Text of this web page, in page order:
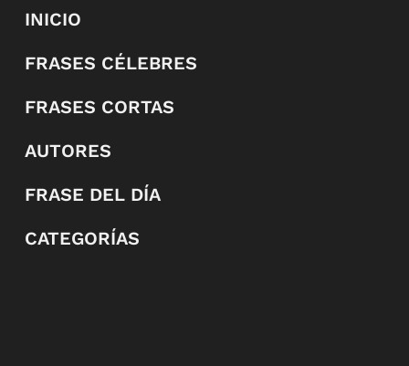
INICIO
FRASES CÉLEBRES
FRASES CORTAS
AUTORES
FRASE DEL DÍA
CATEGORÍAS